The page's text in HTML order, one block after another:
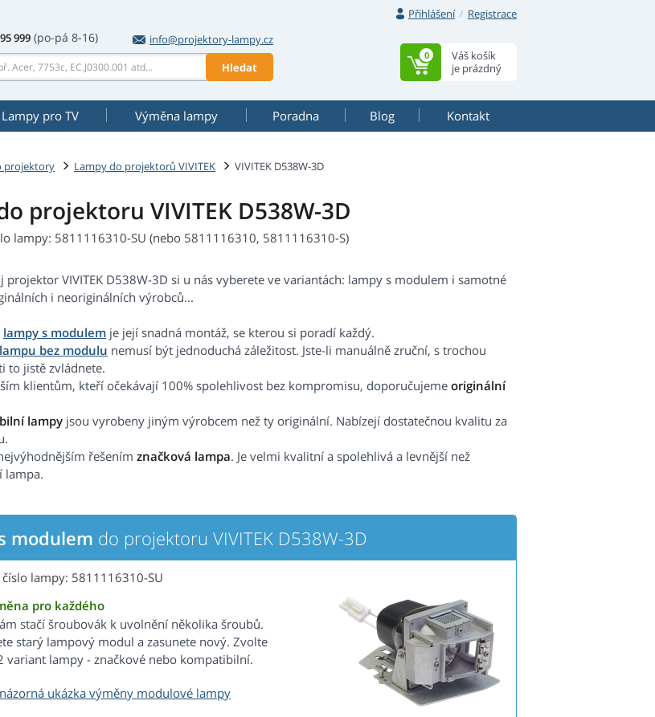
Přihlášení
Registrace
999 (po-pá 8-16)
info@projektory-lampy.cz
Hledat
Váš košík
je prázdný
0
Lampy pro TV Výměna lampy Poradna Blog Kontakt
projektory Lampy do projektorů VIVITEK VIVITEK D538W-3D
projektoru VIVITEK D538W-3D
lampy: 5811116310-SU (nebo 5811116310, 5811116310-S)
projektor VIVITEK D538W-3D si u nás vyberete ve variantách: lampy s modulem i samotné
i neoriginálních výrobců...
lampy s modulem je její snadná montáž, se kterou si poradí každý.
lampu bez modulu nemusí být jednoduchá záležitost. Jste-li manuálně zruční, s trochou
to jistě zvládnete.
klientům, kteří očekávají 100% spolehlivost bez kompromisu, doporučujeme originální
lampy jsou vyrobeny jiným výrobcem než ty originální. Nabízejí dostatečnou kvalitu za
řešením značková lampa. Je velmi kvalitní a spolehlivá a levnější než
lampa.
modulem do projektoru VIVITEK D538W-3D
lampy: 5811116310-SU
pro každého
stačí šroubovák k uvolnění několika šroubů.
starý lampový modul a zasunete nový. Zvolte
variant lampy - značkové nebo kompatibilní.
ukázka výměny modulové lampy